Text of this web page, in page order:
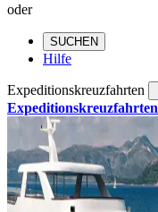
oder
SUCHEN
Hilfe
Expeditionskreuzfahrten
Expeditionskreuzfahrten